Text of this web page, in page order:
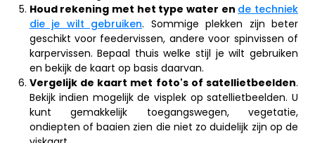
Houd rekening met het type water en de techniek
die je wilt gebruiken. Sommige plekken zijn beter
geschikt voor feedervissen, andere voor spinvissen of
karpervissen. Bepaal thuis welke stijl je wilt gebruiken
en bekijk de kaart op basis daarvan.
Vergelijk de kaart met foto's of satellietbeelden.
Bekijk indien mogelijk de visplek op satellietbeelden. U
kunt gemakkelijk toegangswegen, vegetatie,
ondiepten of baaien zien die niet zo duidelijk zijn op de